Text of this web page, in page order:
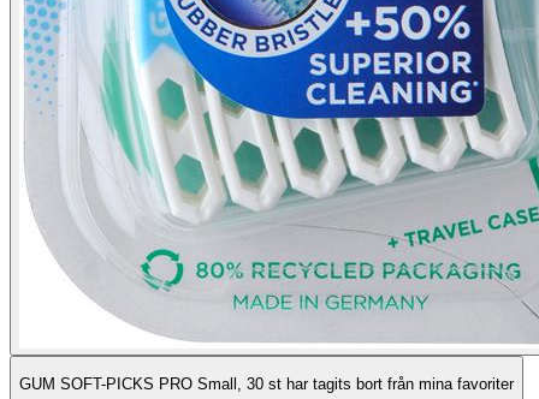
GUM SOFT-PICKS PRO Small, 30 st har tagits bort från mina favoriter